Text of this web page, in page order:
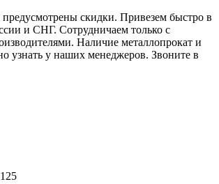
скидки. Привезем быстро в
и СНГ. Сотрудничаем только с
Наличие металлопрокат и
узнать у наших менеджеров. Звоните в